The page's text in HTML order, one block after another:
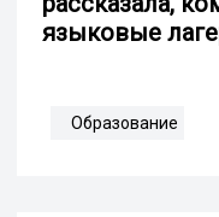
языковые
Образование